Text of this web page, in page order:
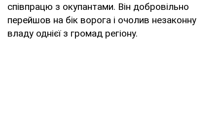
співпрацю з окупантами. Він добровільно
перейшов на бік ворога і очолив незаконну
владу однієї з громад регіону.